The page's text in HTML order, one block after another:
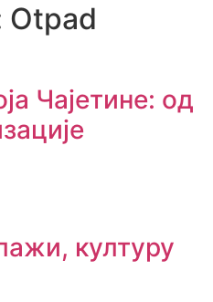
Otpad
Чајетине: од
културу